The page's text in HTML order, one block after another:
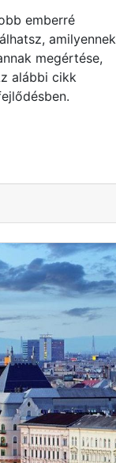
emberré
amilyennek
megértése,
alábbi cikk